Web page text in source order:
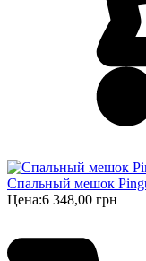
Спальный мешок
Цена:6 348,00 грн